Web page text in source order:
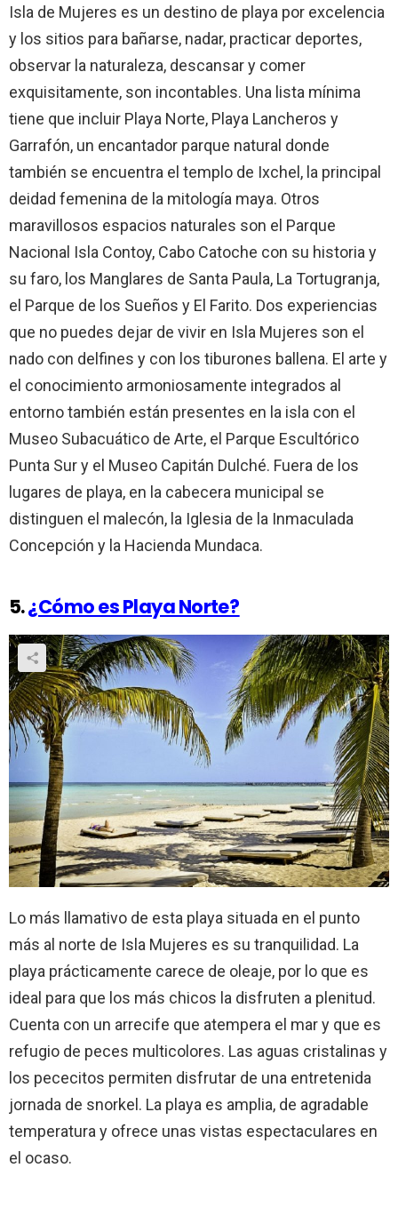
Isla de Mujeres es un destino de playa por excelencia
y los sitios para bañarse, nadar, practicar deportes,
observar la naturaleza, descansar y comer
exquisitamente, son incontables. Una lista mínima
tiene que incluir Playa Norte, Playa Lancheros y
Garrafón, un encantador parque natural donde
también se encuentra el templo de Ixchel, la principal
deidad femenina de la mitología maya. Otros
maravillosos espacios naturales son el Parque
Nacional Isla Contoy, Cabo Catoche con su historia y
su faro, los Manglares de Santa Paula, La Tortugranja,
el Parque de los Sueños y El Farito. Dos experiencias
que no puedes dejar de vivir en Isla Mujeres son el
nado con delfines y con los tiburones ballena. El arte y
el conocimiento armoniosamente integrados al
entorno también están presentes en la isla con el
Museo Subacuático de Arte, el Parque Escultórico
Punta Sur y el Museo Capitán Dulché. Fuera de los
lugares de playa, en la cabecera municipal se
distinguen el malecón, la Iglesia de la Inmaculada
Concepción y la Hacienda Mundaca.
5.¿Cómo es Playa Norte?
Lo más llamativo de esta playa situada en el punto
más al norte de Isla Mujeres es su tranquilidad. La
playa prácticamente carece de oleaje, por lo que es
ideal para que los más chicos la disfruten a plenitud.
Cuenta con un arrecife que atempera el mar y que es
refugio de peces multicolores. Las aguas cristalinas y
los pececitos permiten disfrutar de una entretenida
jornada de snorkel. La playa es amplia, de agradable
temperatura y ofrece unas vistas espectaculares en
el ocaso.